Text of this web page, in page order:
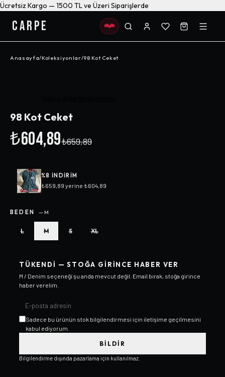
Ücretsiz Kargo — 1500 TL ve Üzeri Siparişlerde
CARPE
Anasayfa/Koleksiyonlar/98 Kot Ceket
98 Kot Ceket
₺604,89₺659,89
%8 INDIRIM
₺659,89 yerine ₺604,89
BEDEN — M
L M S XL
TÜKENDI — STOĞA GIRINCE HABER VER
M / Denim seçeneği şu anda mevcut değil. Email bırak, stoğa girince
haber verelim.
Sadece bu ürünün stok bilgilendirmesi için iletişime geçilmesini
kabul ediyorum.
BILDIR
Bilgilendirme dışında pazarlama için kullanılmaz.